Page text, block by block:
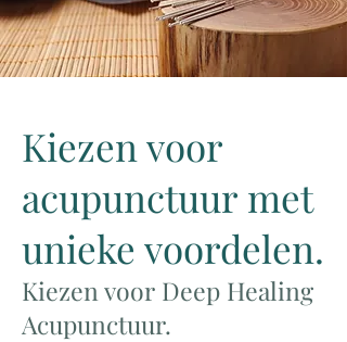
Kiezen voor
acupunctuur met
unieke voordelen.
Kiezen voor Deep Healing
Acupunctuur.